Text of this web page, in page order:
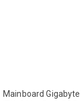
Mainboard